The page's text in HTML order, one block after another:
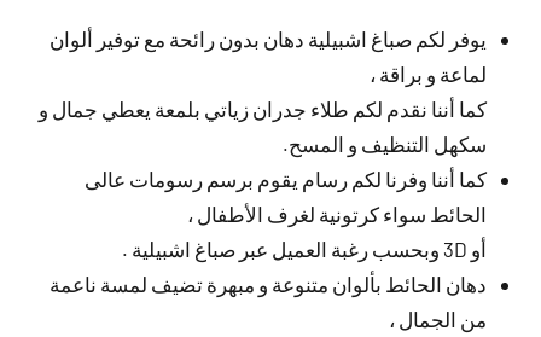
يوفر لكم صباغ اشبيلية دهان بدون رائحة مع توفير ألوان
لماعة و براقة ،
كما أننا نقدم لكم طلاء جدران زياتي بلمعة يعطي جمال و
سكهل التنظيف و المسح.
كما أننا وفرنا لكم رسام يقوم برسم رسومات عالى
الحائط سواء كرتونية لغرف الأطفال ،
أو 3D وبحسب رغبة العميل عبر صباغ اشبيلية .
دهان الحائط بألوان متنوعة و مبهرة تضيف لمسة ناعمة
من الجمال ،